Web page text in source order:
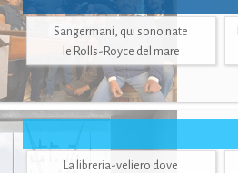
Sangermani, qui sono nate
le Rolls-Royce del mare
La libreria-veliero dove